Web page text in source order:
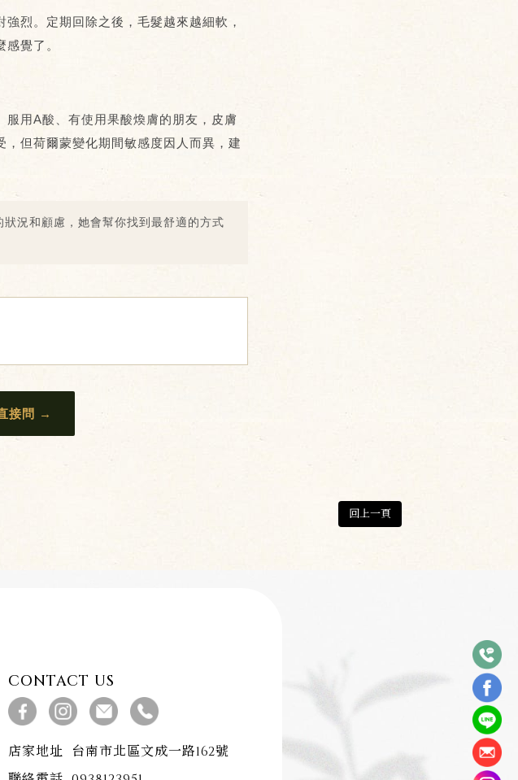
烈。定期回除之後，毛髮越來越細軟，
覺了。
服用A酸、有使用果酸煥膚的朋友，皮膚
但荷爾蒙變化期間敏感度因人而異，建
況和顧慮，她會幫你找到最舒適的方式
接問 →
回上一頁
CONTACT US
店家地址 台南市北區文成一路162號